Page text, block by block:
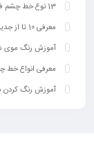
13 نوع خط چشم فانتزی برای هر سلیقه‌ای
معرفی 10 تا از جدیدترین تکنیک‎ های رنگ مو 2023 – 1403
آموزش رنگ موی
معرفی انواع خط
آموزش رنگ کردن